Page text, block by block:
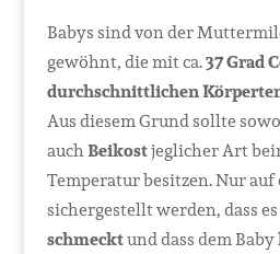
Babys sind von der
gewöhnt, die mit ca.37 Grad
durchschnittlichen
Aus diesem Grund sollte
auchBeikostjeglicher Art
Temperatur besitzen. Nur auf
sichergestellt werden, dass
schmecktund dass dem Baby